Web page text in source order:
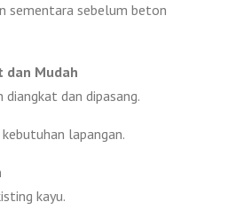
sementara sebelum beton
dan Mudah
diangkat dan dipasang.
lapangan.
kayu.